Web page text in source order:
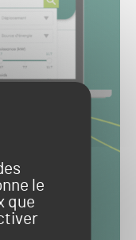
le
que